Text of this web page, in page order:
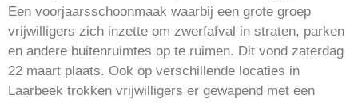
Een voorjaarsschoonmaak waarbij een grote groep
vrijwilligers zich inzette om zwerfafval in straten, parken
en andere buitenruimtes op te ruimen. Dit vond zaterdag
22 maart plaats. Ook op verschillende locaties in
Laarbeek trokken vrijwilligers er gewapend met een